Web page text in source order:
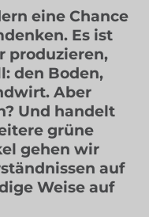
eine Chance
Es ist
produzieren,
den Boden,
Aber
Und handelt
grüne
gehen wir
auf
Weise auf